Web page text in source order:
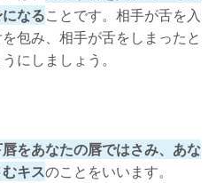
なることです。相手が舌を入
包み、相手が舌をしまったと
にしましょう。
をあなたの唇ではさみ、あな
キスのことをいいます。